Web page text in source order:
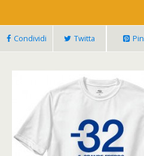
Condividi Twitta Pin